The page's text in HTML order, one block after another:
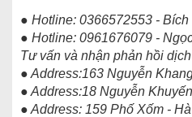
● Hotline: 0366572553 -
● Hotline: 0961676079 -
Tư vấn và nhận phản hồi
● Address:163 Nguyễn
● Address:18 Nguyễn
● Address: 159 Phố Xốm -